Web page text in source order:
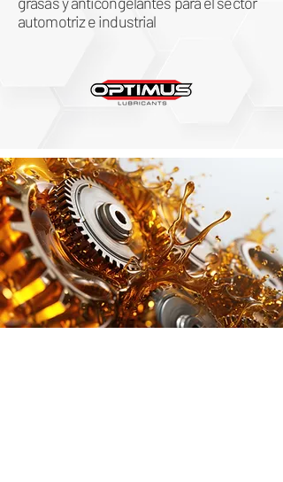
automotriz e industrial